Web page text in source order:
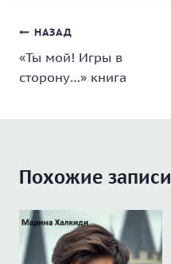
Навигация
по
записям
НАЗАД
«Ты мой! Игры в
сторону…» книга
Похожие записи